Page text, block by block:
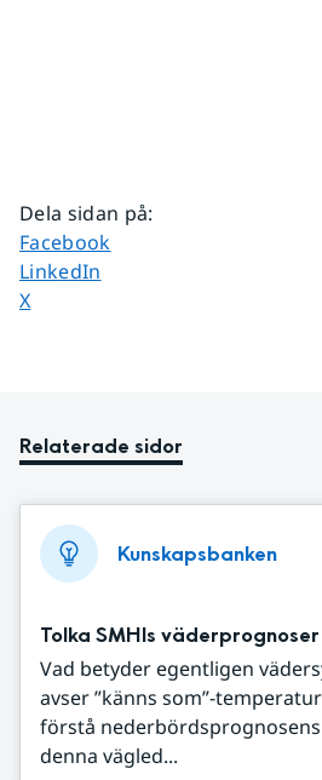
Dela sidan på:
Dela sidan på
Facebook
Dela sidan på
LinkedIn
Dela sidan på
X
Relaterade sidor
Kunskapsbanken
Tolka SMHIs väderprognoser
Vad betyder egentligen
avser ”känns som”-
förstå
denna vägled...